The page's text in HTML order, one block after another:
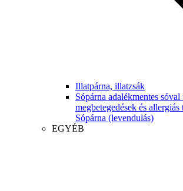
Illatpárna, illatzsák
Sópárna adalékmentes
megbetegedések és
Sópárna (levendulás)
EGYÉB